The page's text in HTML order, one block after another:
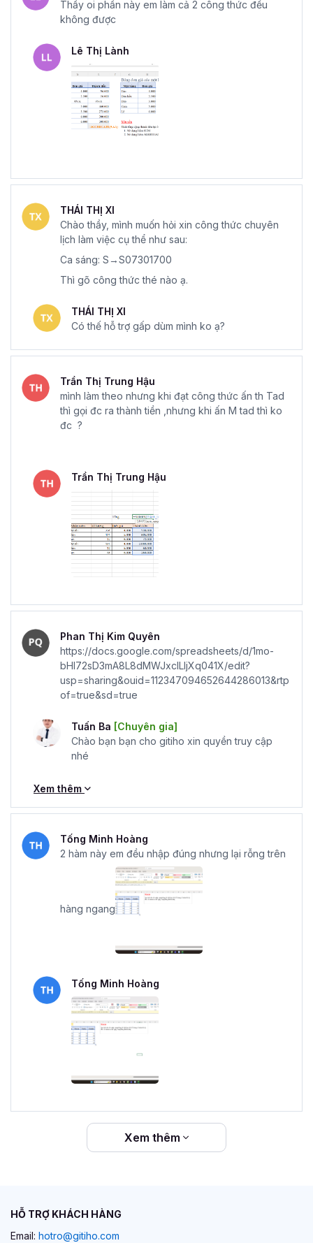
Thầy oi phần này em làm cả 2 công thức đều
không được
Lê Thị Lành
THÁI THỊ XI
Chào thầy, mình muốn hỏi xin công thức chuyên
lịch làm việc cụ thể như sau:
Ca sáng: S→S07301700
Thì gõ công thức thé nào ạ.
THÁI THỊ XI
Có thế hỗ trợ gấp dùm mình ko ạ?
Trần Thị Trung Hậu
mình làm theo nhưng khi đạt công thức ấn th Tad
thì gọi đc ra thành tiền ,nhưng khi ấn M tad thì ko
đc ?
Trần Thị Trung Hậu
Phan Thị Kim Quyên
https://docs.google.com/spreadsheets/d/1mo-
bHI72sD3mA8L8dMWJxclLIjXq041X/edit?
usp=sharing&ouid=112347094652644286013&rtp
of=true&sd=true
Tuấn Ba [Chuyên gia]
Chào bạn bạn cho gitiho xin quyền truy cập
nhé
Xem thêm
Tống Minh Hoàng
2 hàm này em đều nhập đúng nhưng lại rỗng trên
hàng ngang
Tống Minh Hoàng
Xem thêm
HỖ TRỢ KHÁCH HÀNG
Email: hotro@gitiho.com